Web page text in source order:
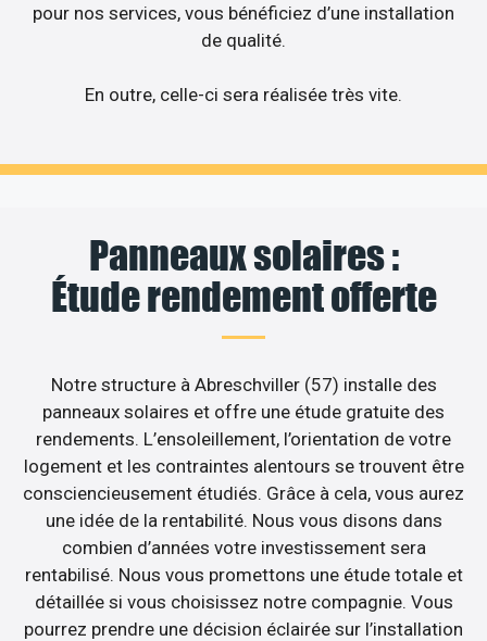
pour nos services, vous bénéficiez d’une installation
de qualité.
En outre, celle-ci sera réalisée très vite.
Panneaux solaires :
Étude rendement offerte
Notre structure à Abreschviller (57) installe des
panneaux solaires et offre une étude gratuite des
rendements. L’ensoleillement, l’orientation de votre
logement et les contraintes alentours se trouvent être
consciencieusement étudiés. Grâce à cela, vous aurez
une idée de la rentabilité. Nous vous disons dans
combien d’années votre investissement sera
rentabilisé. Nous vous promettons une étude totale et
détaillée si vous choisissez notre compagnie. Vous
pourrez prendre une décision éclairée sur l’installation